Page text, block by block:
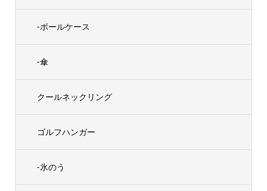
-ボールケース
-傘
クールネックリング
ゴルフハンガー
-氷のう